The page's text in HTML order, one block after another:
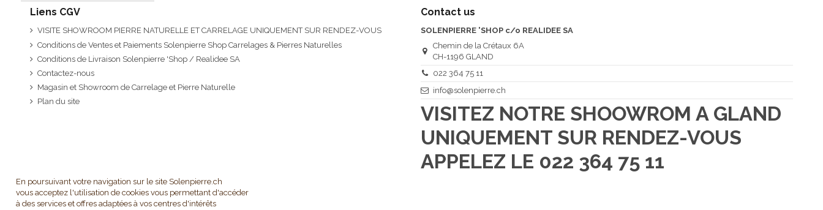
Liens CGV
VISITE SHOWROOM PIERRE NATURELLE ET CARRELAGE UNIQUEMENT SUR RENDEZ-VOUS
Conditions de Ventes et Paiements Solenpierre Shop Carrelages & Pierres Naturelles
Conditions de Livraison Solenpierre 'Shop / Realidee SA
Contactez-nous
Magasin et Showroom de Carrelage et Pierre Naturelle
Plan du site
Contact us
SOLENPIERRE 'SHOP c/o REALIDEE SA
Chemin de la Crétaux 6A
CH-1196 GLAND
022 364 75 11
info@solenpierre.ch
VISITEZ NOTRE SHOOWROM A GLAND
UNIQUEMENT SUR RENDEZ-VOUS
APPELEZ LE 022 364 75 11
En poursuivant votre navigation sur le site Solenpierre.ch
vous acceptez l'utilisation de cookies vous permettant d'accéder
à des services et offres adaptées à vos centres d'intérêts